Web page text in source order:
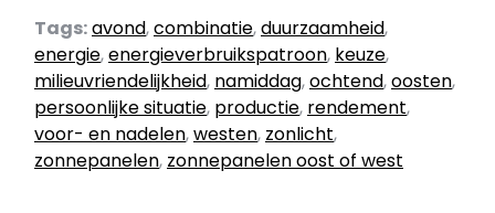
Tags:avond,combinatie,duurzaamheid,
energie,energieverbruikspatroon, keuze,
milieuvriendelijkheid, namiddag,ochtend,oosten,
persoonlijke situatie, productie, rendement,
voor- en nadelen,westen, zonlicht,
zonnepanelen, zonnepanelen oost of west